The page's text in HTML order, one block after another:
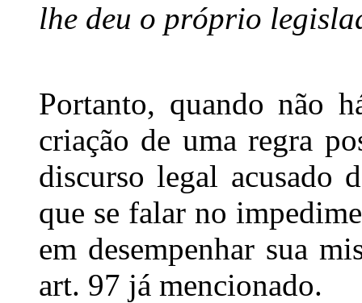
lhe deu o próprio
Portanto, quando não
criação de uma regra
discurso legal acusado
que se falar no
em desempenhar sua
art. 97 já mencionado.